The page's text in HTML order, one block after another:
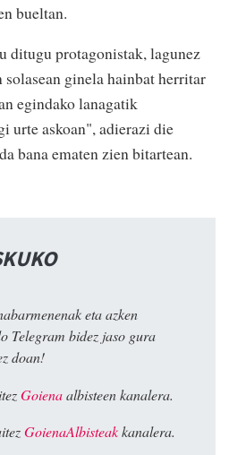
bueltan.
ditugu protagonistak, lagunez
ginela hainbat herritar
egindako lanagatik
urte askoan", adierazi die
bana ematen zien bitartean.
eta azken
Telegram bidez jaso gura
doan!
Goienaalbisteen kanalera.
GoienaAlbisteakkanalera.